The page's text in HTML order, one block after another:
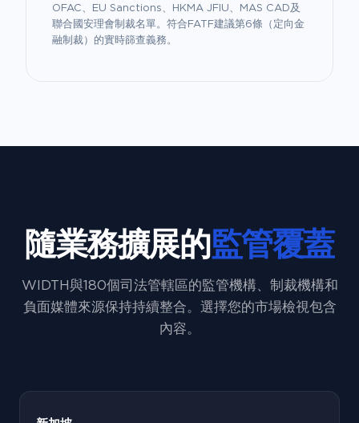
OFAC、EU Sanctions、HKMA JFIU、MAS CAD及
聯合國安理會制裁名單。符合FATF建議第6條（定向金
融制裁）的實時篩查義務。
隨業務擴展的監管覆蓋
WIDTH與180個司法管轄區的監管機構、制裁機構和
負面媒體來源保持持續整合。選擇您的市場檢視包含
內容。